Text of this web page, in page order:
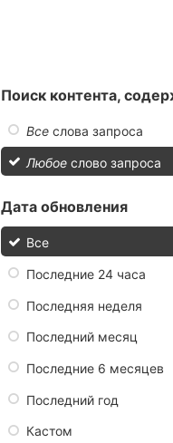
Поиск контента,
Все слова запроса
Любое слово запроса
Дата обновления
Все
Последние 24 часа
Последняя неделя
Последний месяц
Последние 6 месяцев
Последний год
Кастом